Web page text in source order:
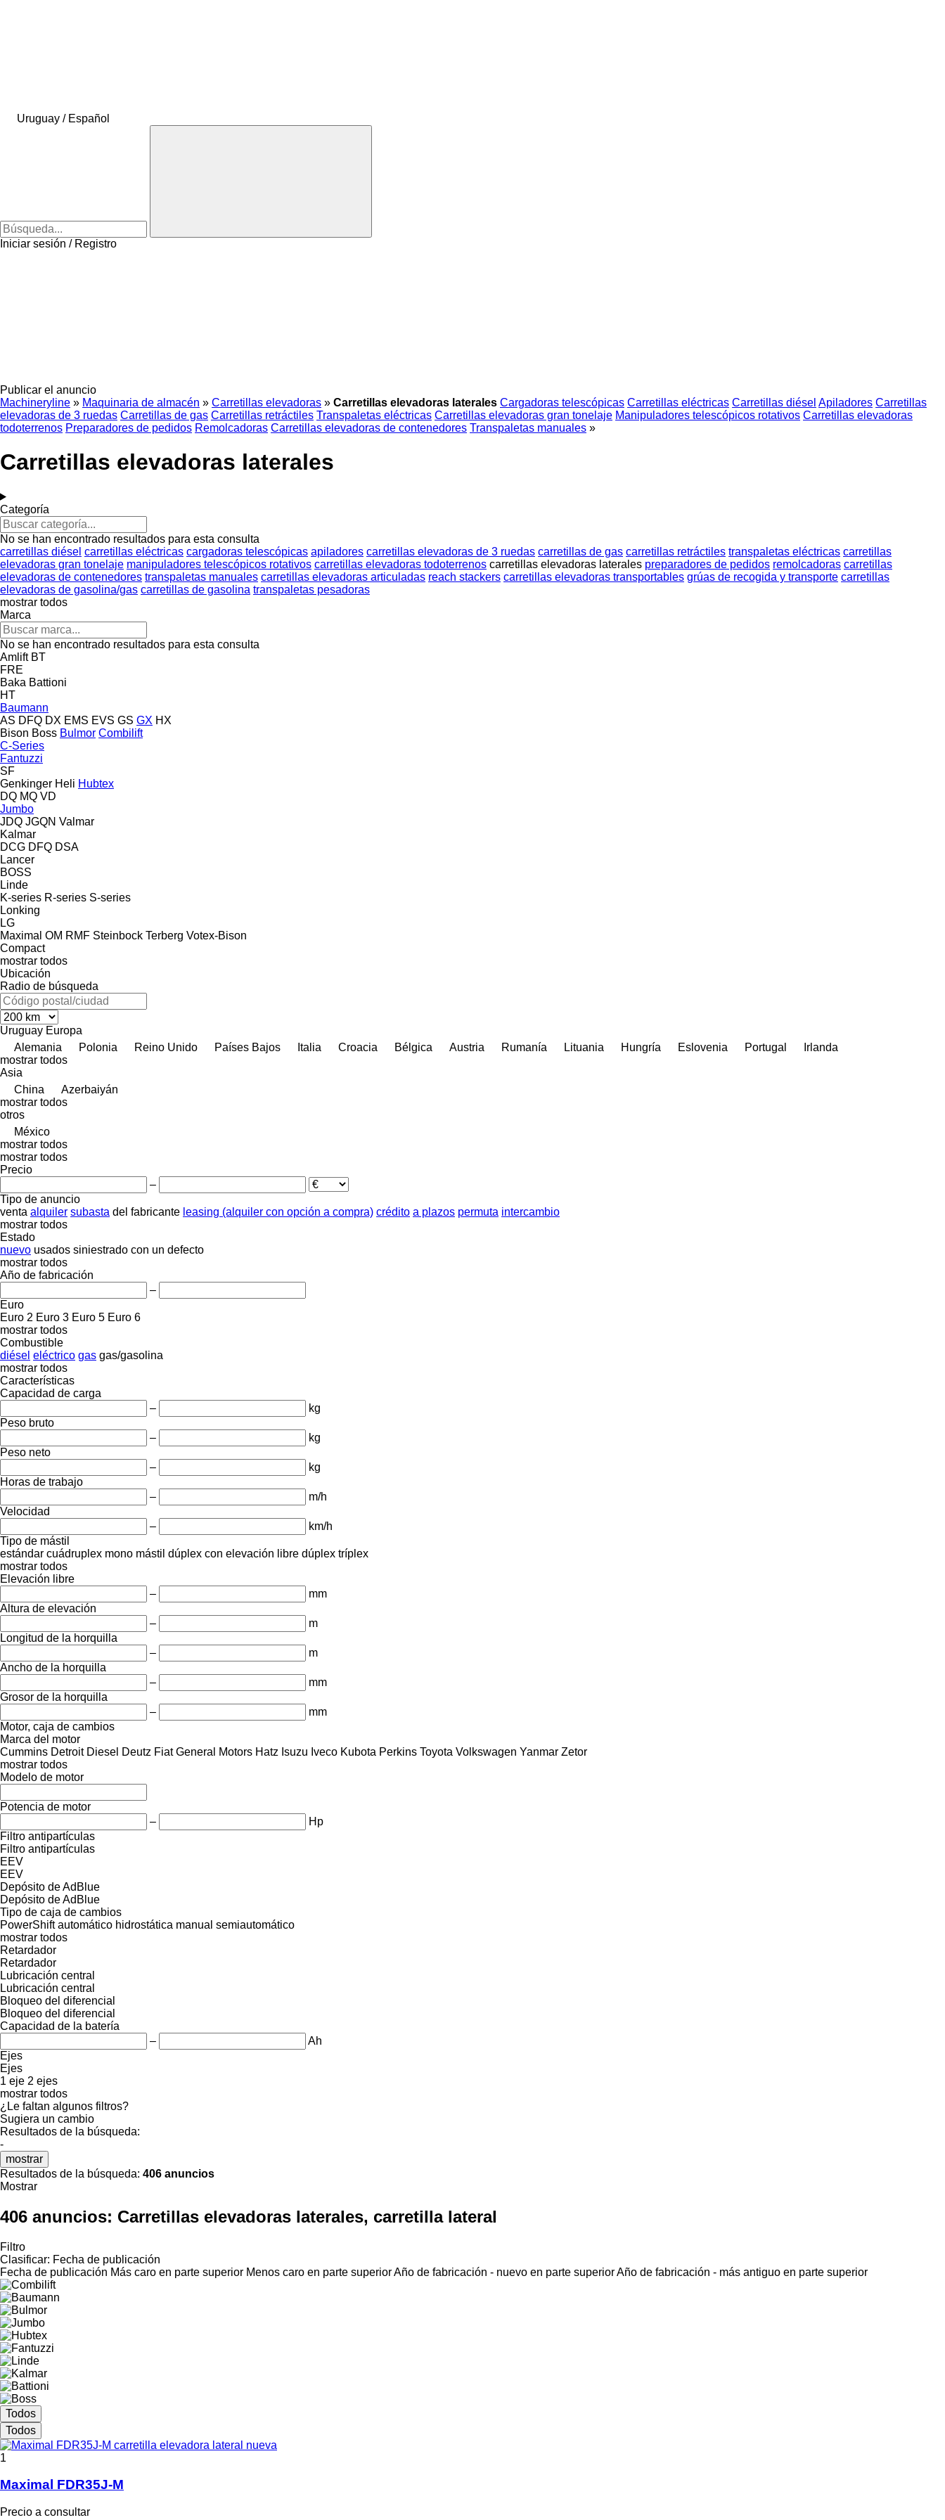
Uruguay / Español
Iniciar sesión / Registro
Publicar el anuncio
Machineryline » Maquinaria de almacén » Carretillas elevadoras » Carretillas elevadoras laterales Cargadoras telescópicas Carretillas eléctricas Carretillas diésel Apiladores Carretillas
elevadoras de 3 ruedas Carretillas de gas Carretillas retráctiles Transpaletas eléctricas Carretillas elevadoras gran tonelaje Manipuladores telescópicos rotativos Carretillas elevadoras
todoterrenos Preparadores de pedidos Remolcadoras Carretillas elevadoras de contenedores Transpaletas manuales »
Carretillas elevadoras laterales
Categoría
No se han encontrado resultados para esta consulta
carretillas diésel carretillas eléctricas cargadoras telescópicas apiladores carretillas elevadoras de 3 ruedas carretillas de gas carretillas retráctiles transpaletas eléctricas carretillas
elevadoras gran tonelaje manipuladores telescópicos rotativos carretillas elevadoras todoterrenos carretillas elevadoras laterales preparadores de pedidos remolcadoras carretillas
elevadoras de contenedores transpaletas manuales carretillas elevadoras articuladas reach stackers carretillas elevadoras transportables grúas de recogida y transporte carretillas
elevadoras de gasolina/gas carretillas de gasolina transpaletas pesadoras
mostrar todos
Marca
No se han encontrado resultados para esta consulta
Amlift BT
FRE
Baka Battioni
HT
Baumann
AS DFQ DX EMS EVS GS GX HX
Bison Boss Bulmor Combilift
C-Series
Fantuzzi
SF
Genkinger Heli Hubtex
DQ MQ VD
Jumbo
JDQ JGQN Valmar
Kalmar
DCG DFQ DSA
Lancer
BOSS
Linde
K-series R-series S-series
Lonking
LG
Maximal OM RMF Steinbock Terberg Votex-Bison
Compact
mostrar todos
Ubicación
Radio de búsqueda
Uruguay Europa
Alemania
Polonia Reino Unido Países Bajos Italia Croacia Bélgica Austria Rumanía Lituania Hungría Eslovenia Portugal
Irlanda
mostrar todos
Asia
China
Azerbaiyán
mostrar todos
otros
México
mostrar todos
mostrar todos
Precio
–
Tipo de anuncio
venta alquiler subasta del fabricante leasing (alquiler con opción a compra) crédito a plazos permuta intercambio
mostrar todos
Estado
nuevo usados siniestrado con un defecto
mostrar todos
Año de fabricación
–
Euro
Euro 2 Euro 3 Euro 5 Euro 6
mostrar todos
Combustible
diésel eléctrico gas gas/gasolina
mostrar todos
Características
Capacidad de carga
–
kg
Peso bruto
–
kg
Peso neto
–
kg
Horas de trabajo
–
m/h
Velocidad
–
km/h
Tipo de mástil
estándar cuádruplex mono mástil dúplex con elevación libre dúplex tríplex
mostrar todos
Elevación libre
–
mm
Altura de elevación
–
m
Longitud de la horquilla
–
m
Ancho de la horquilla
–
mm
Grosor de la horquilla
–
mm
Motor, caja de cambios
Marca del motor
Cummins Detroit Diesel Deutz Fiat General Motors Hatz Isuzu Iveco Kubota Perkins Toyota Volkswagen Yanmar Zetor
mostrar todos
Modelo de motor
Potencia de motor
–
Hp
Filtro antipartículas
Filtro antipartículas
EEV
EEV
Depósito de AdBlue
Depósito de AdBlue
Tipo de caja de cambios
PowerShift automático hidrostática manual semiautomático
mostrar todos
Retardador
Retardador
Lubricación central
Lubricación central
Bloqueo del diferencial
Bloqueo del diferencial
Capacidad de la batería
–
Ah
Ejes
Ejes
1 eje 2 ejes
mostrar todos
¿Le faltan algunos filtros?
Sugiera un cambio
Resultados de la búsqueda:
-
mostrar
Resultados de la búsqueda: 406 anuncios
Mostrar
406 anuncios: Carretillas elevadoras laterales, carretilla lateral
Filtro
Clasificar: Fecha de publicación
Fecha de publicación Más caro en parte superior Menos caro en parte superiorAño de fabricación - nuevo en parte superiorAño de fabricación - más antiguo en parte superior
Todos
Todos
1
Maximal FDR35J-M
Precio a consultar